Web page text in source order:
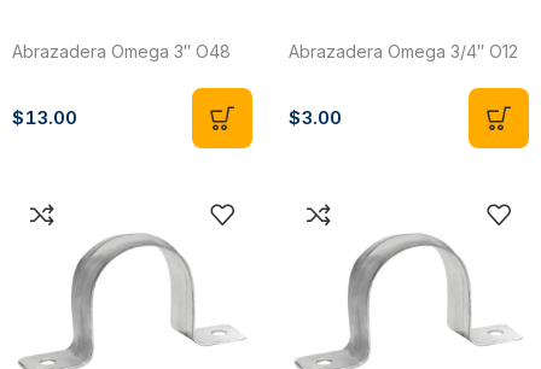
Abrazadera Omega 3″ O48
$13.00
Abrazadera Omega 3/4″ O12
$3.00